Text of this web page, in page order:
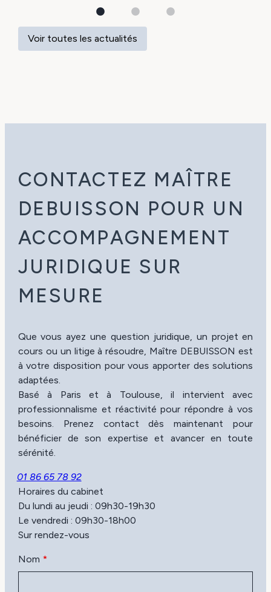
Voir toutes les actualités
CONTACTEZ MAÎTRE
DEBUISSON POUR UN
ACCOMPAGNEMENT
JURIDIQUE SUR
MESURE
Que vous ayez une question juridique, un projet en
cours ou un litige à résoudre, Maître DEBUISSON est
à votre disposition pour vous apporter des solutions
adaptées.
Basé à Paris et à Toulouse, il intervient avec
professionnalisme et réactivité pour répondre à vos
besoins. Prenez contact dès maintenant pour
bénéficier de son expertise et avancer en toute
sérénité.
01 86 65 78 92
Horaires du cabinet
Du lundi au jeudi : 09h30-19h30
Le vendredi : 09h30-18h00
Sur rendez-vous
Nom *